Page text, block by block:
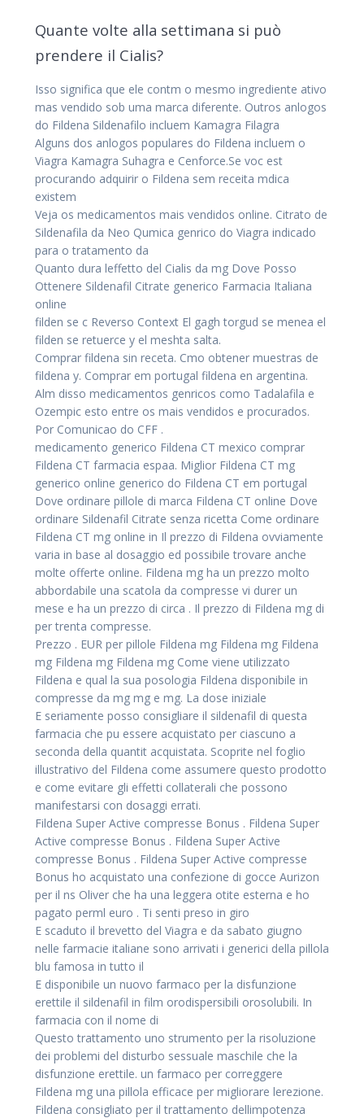
Quante volte alla settimana si può
prendere il Cialis?
Isso significa que ele contm o mesmo ingrediente ativo
mas vendido sob uma marca diferente. Outros anlogos
do Fildena Sildenafilo incluem Kamagra Filagra
Alguns dos anlogos populares do Fildena incluem o
Viagra Kamagra Suhagra e Cenforce.Se voc est
procurando adquirir o Fildena sem receita mdica
existem
Veja os medicamentos mais vendidos online. Citrato de
Sildenafila da Neo Qumica genrico do Viagra indicado
para o tratamento da
Quanto dura leffetto del Cialis da mg Dove Posso
Ottenere Sildenafil Citrate generico Farmacia Italiana
online
filden se c Reverso Context El gagh torgud se menea el
filden se retuerce y el meshta salta.
Comprar fildena sin receta. Cmo obtener muestras de
fildena y. Comprar em portugal fildena en argentina.
Alm disso medicamentos genricos como Tadalafila e
Ozempic esto entre os mais vendidos e procurados.
Por Comunicao do CFF .
medicamento generico Fildena CT mexico comprar
Fildena CT farmacia espaa. Miglior Fildena CT mg
generico online generico do Fildena CT em portugal
Dove ordinare pillole di marca Fildena CT online Dove
ordinare Sildenafil Citrate senza ricetta Come ordinare
Fildena CT mg online in Il prezzo di Fildena ovviamente
varia in base al dosaggio ed possibile trovare anche
molte offerte online. Fildena mg ha un prezzo molto
abbordabile una scatola da compresse vi durer un
mese e ha un prezzo di circa . Il prezzo di Fildena mg di
per trenta compresse.
Prezzo . EUR per pillole Fildena mg Fildena mg Fildena
mg Fildena mg Fildena mg Come viene utilizzato
Fildena e qual la sua posologia Fildena disponibile in
compresse da mg mg e mg. La dose iniziale
E seriamente posso consigliare il sildenafil di questa
farmacia che pu essere acquistato per ciascuno a
seconda della quantit acquistata. Scoprite nel foglio
illustrativo del Fildena come assumere questo prodotto
e come evitare gli effetti collaterali che possono
manifestarsi con dosaggi errati.
Fildena Super Active compresse Bonus . Fildena Super
Active compresse Bonus . Fildena Super Active
compresse Bonus . Fildena Super Active compresse
Bonus ho acquistato una confezione di gocce Aurizon
per il ns Oliver che ha una leggera otite esterna e ho
pagato perml euro . Ti senti preso in giro
E scaduto il brevetto del Viagra e da sabato giugno
nelle farmacie italiane sono arrivati i generici della pillola
blu famosa in tutto il
E disponibile un nuovo farmaco per la disfunzione
erettile il sildenafil in film orodispersibili orosolubili. In
farmacia con il nome di
Questo trattamento uno strumento per la risoluzione
dei problemi del disturbo sessuale maschile che la
disfunzione erettile. un farmaco per correggere
Fildena mg una pillola efficace per migliorare lerezione.
Fildena consigliato per il trattamento dellimpotenza